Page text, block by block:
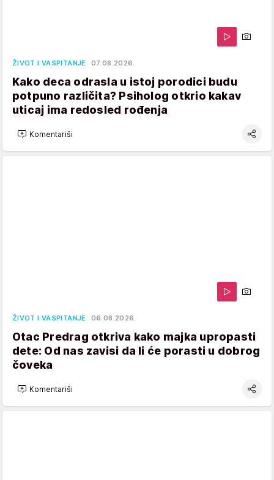
ŽIVOT I VASPITANJE 07.08.2026.
Kako deca odrasla u istoj porodici budu
potpuno različita? Psiholog otkrio kakav
uticaj ima redosled rođenja
Komentariši
ŽIVOT I VASPITANJE 06.08.2026.
Otac Predrag otkriva kako majka upropasti
dete: Od nas zavisi da li će porasti u dobrog
čoveka
Komentariši